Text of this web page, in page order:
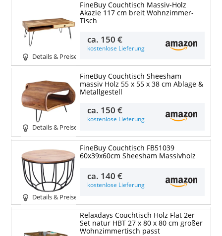
Details & Preise
FineBuy Couchtisch Massiv-Holz
Akazie 117 cm breit Wohnzimmer-
Tisch
ca. 150 €
kostenlose Lieferung
Details & Preise
FineBuy Couchtisch Sheesham
massiv Holz 55 x 55 x 38 cm Ablage &
Metallgestell
ca. 150 €
kostenlose Lieferung
Details & Preise
FineBuy Couchtisch FB51039
60x39x60cm Sheesham Massivholz
ca. 140 €
kostenlose Lieferung
Relaxdays Couchtisch Holz Flat 2er
Set natur HBT 27 x 80 x 80 cm großer
Wohnzimmertisch passt